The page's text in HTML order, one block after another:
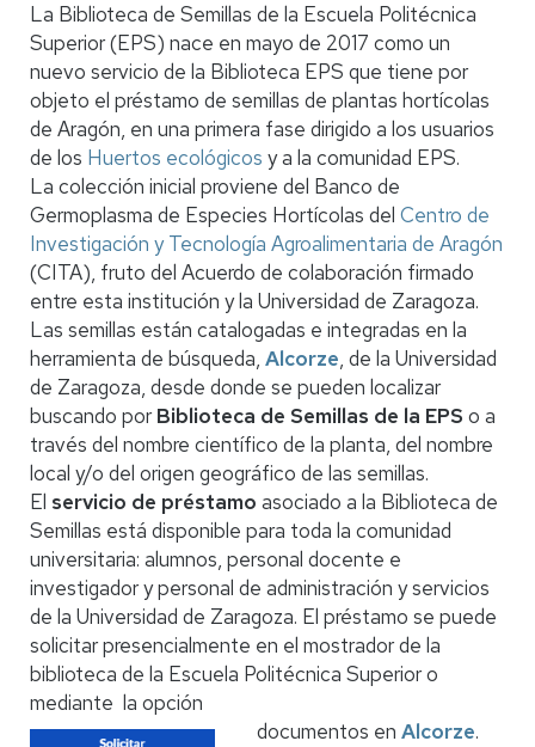
La Biblioteca de Semillas de la Escuela Politécnica
Superior (EPS) nace en mayo de 2017 como un
nuevo servicio de la Biblioteca EPS que tiene por
objeto el préstamo de semillas de plantas hortícolas
de Aragón, en una primera fase dirigido a los usuarios
de los Huertos ecológicos y a la comunidad EPS.
La colección inicial proviene del Banco de
Germoplasma de Especies Hortícolas del Centro de
Investigación y Tecnología Agroalimentaria de Aragón
(CITA), fruto del Acuerdo de colaboración firmado
entre esta institución y la Universidad de Zaragoza.
Las semillas están catalogadas e integradas en la
herramienta de búsqueda, Alcorze, de la Universidad
de Zaragoza, desde donde se pueden localizar
buscando por Biblioteca de Semillas de la EPS o a
través del nombre científico de la planta, del nombre
local y/o del origen geográfico de las semillas.
El servicio de préstamo asociado a la Biblioteca de
Semillas está disponible para toda la comunidad
universitaria: alumnos, personal docente e
investigador y personal de administración y servicios
de la Universidad de Zaragoza. El préstamo se puede
solicitar presencialmente en el mostrador de la
biblioteca de la Escuela Politécnica Superior o
mediante la opción
documentos en Alcorze.